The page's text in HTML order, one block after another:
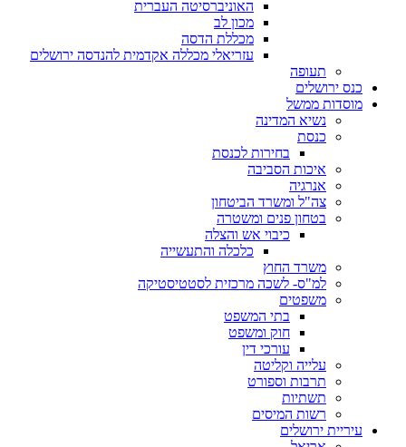
האוניברסיטה העברית
מכון לב
מכללת הדסה
עזריאלי מכללה אקדמית להנדסה ירושלים
תעופה
כנס ירושלים
מוסדות ממשל
נשיא המדינה
כנסת
בחירות לכנסת
איכות הסביבה
אנרגיה
צה"ל ומשרד הביטחון
בטחון פנים ומשטרה
כיבוי אש והצלה
כלכלה והתעשייה
משרד החוץ
למ"ס- לשכה מרכזית לסטטיסטיקה
משפטים
בתי המשפט
חוק ומשפט
עורכי דין
עלייה וקליטה
תרבות וספורט
תשתיות
רשות המיסים
עיריית ירושלים